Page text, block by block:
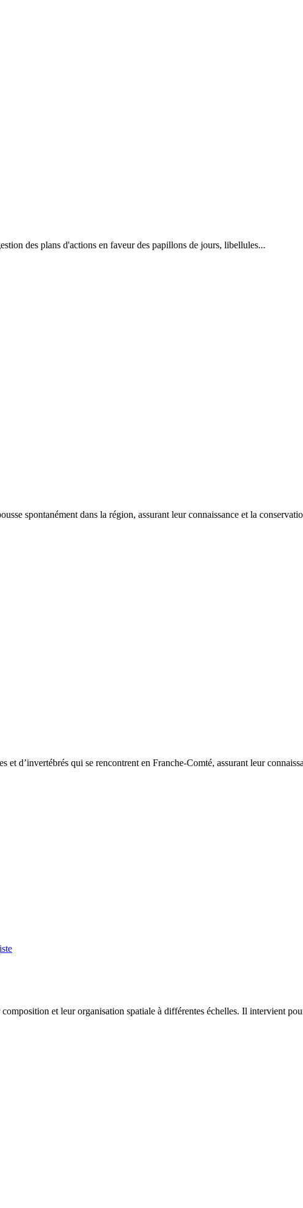
des plans d'actions en faveur des papillons de jours, libellules...
spontanément dans la région, assurant leur connaissance et la
et d’invertébrés qui se rencontrent en Franche-Comté, assurant leur
et leur organisation spatiale à différentes échelles. Il intervient